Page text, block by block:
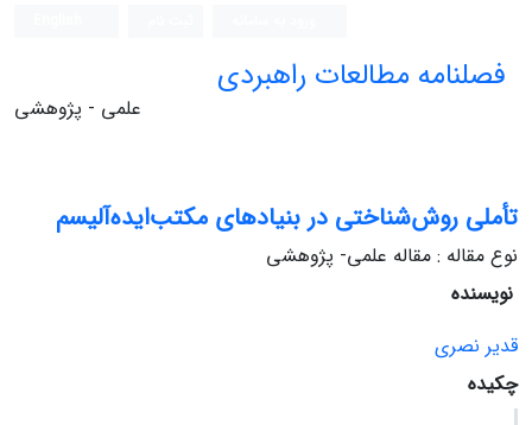
فصلنامه مطالعات راهبردی
علمی - پژوهشی
تأملی روش‌شناختی‌ در بنیادهای مکتب‌ایده‌آلیسم
نوع مقاله : مقاله علمی- پژوهشی
نویسنده
قدیر نصری
چکیده